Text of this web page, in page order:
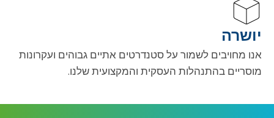
יושרה
אנו מחויבים לשמור על סטנדרטים אתיים גבוהים ועקרונות
מוסריים בהתנהלות העסקית והמקצועית שלנו.